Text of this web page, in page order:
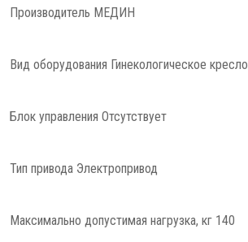
Производитель МЕДИН
Вид оборудования Гинекологическое кресло
Блок управления Отсутствует
Тип привода Электропривод
Максимально допустимая нагрузка, кг 140